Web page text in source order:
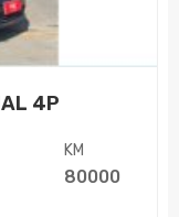
4P
KM
80000